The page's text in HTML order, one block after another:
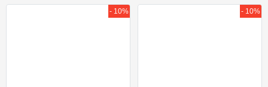
- 10% - 10%